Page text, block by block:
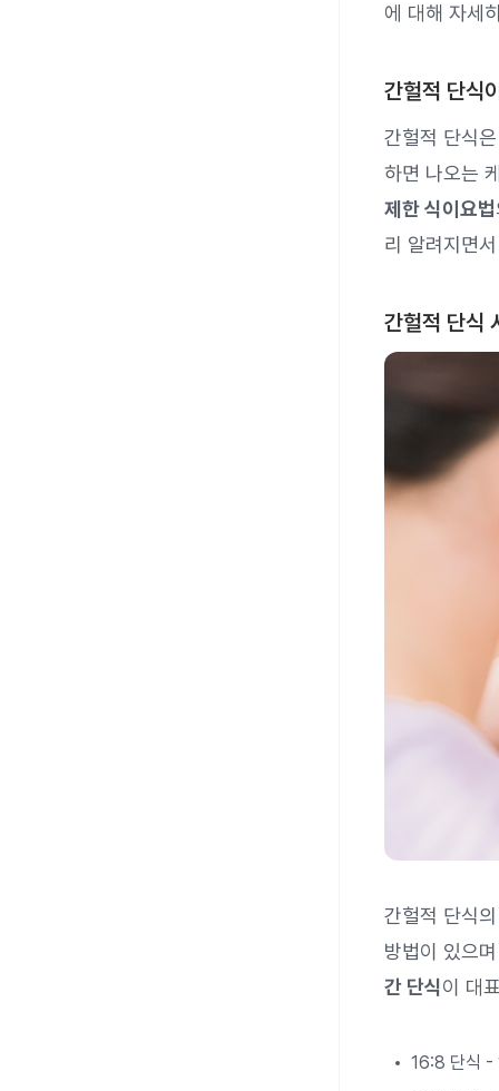
에 대해 자세
간헐적 단식
간헐적 단식
하면 나오는
제한 식이요법
리 알려지면
간헐적 단식
간헐적 단식
방법이 있으
간 단식이 대
16:8 단식 -